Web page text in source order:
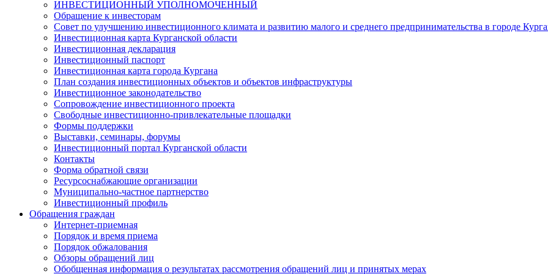
ИНВЕСТИЦИОННЫЙ УПОЛНОМОЧЕННЫЙ
Обращение к инвесторам
Совет по улучшению инвестиционного климата и развитию малого и среднего предпринимательства в городе
Инвестиционная карта Курганской области
Инвестиционная декларация
Инвестиционный паспорт
Инвестиционная карта города Кургана
План создания инвестиционных объектов и объектов инфраструктуры
Инвестиционное законодательство
Сопровождение инвестиционного проекта
Свободные инвестиционно-привлекательные площадки
Формы поддержки
Выставки, семинары, форумы
Инвестиционный портал Курганской области
Контакты
Форма обратной связи
Ресурсоснабжающие организации
Муниципально-частное партнерство
Инвестиционный профиль
Обращения граждан
Интернет-приемная
Порядок и время приема
Порядок обжалования
Обзоры обращений лиц
Обобщенная информация о результатах рассмотрения обращений лиц и принятых мерах